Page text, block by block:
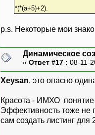
*(*(a+5)+2).
p.s. Некоторые мои
Динамическое
« Ответ #17 : 08-11-
Xeysan, это опасно
Красота - ИМХО понятие
Эффективность тоже не
сам создать листинг для